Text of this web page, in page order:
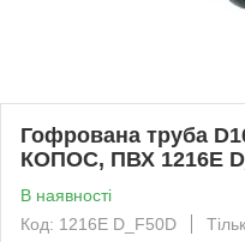
Гофрована труба
КОПОС, ПВХ 1216E
В наявності
Код: 1216E D_F50D